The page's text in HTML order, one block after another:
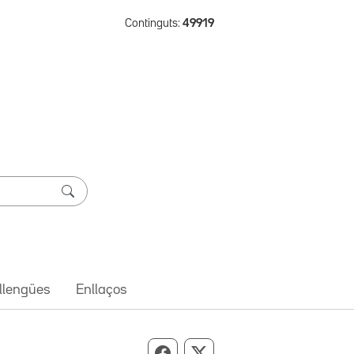
Continguts: 49919
Enllaços